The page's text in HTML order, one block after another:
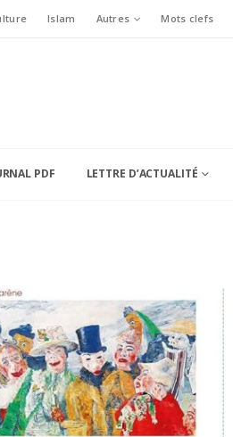
Islam Autres Mots clefs
PDF LETTRE D’ACTUALITÉ